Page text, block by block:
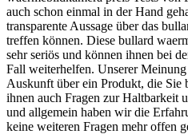
auch schon einmal in der Hand
transparente Aussage über das
treffen können. Diese bullard
sehr seriös und können ihnen bei
Fall weiterhelfen. Unserer Meinung
Auskunft über ein Produkt, die Sie
ihnen auch Fragen zur Haltbarkeit
und allgemein haben wir die
keine weiteren Fragen mehr offen